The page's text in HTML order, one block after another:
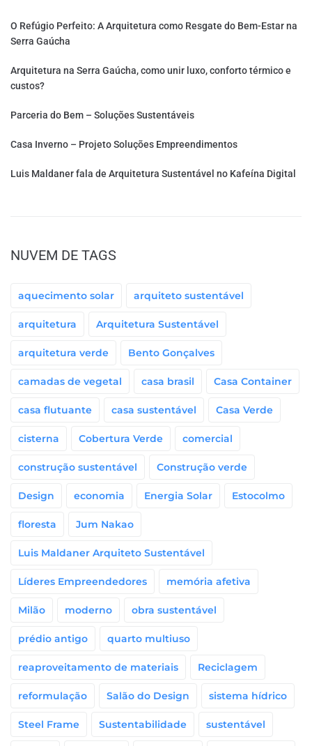
O Refúgio Perfeito: A Arquitetura como Resgate do Bem-Estar na
Serra Gaúcha
Arquitetura na Serra Gaúcha, como unir luxo, conforto térmico e
custos?
Parceria do Bem – Soluções Sustentáveis
Casa Inverno – Projeto Soluções Empreendimentos
Luis Maldaner fala de Arquitetura Sustentável no Kafeína Digital
NUVEM DE TAGS
aquecimento solar arquiteto sustentável
arquitetura Arquitetura Sustentável
arquitetura verde Bento Gonçalves
camadas de vegetal casa brasil Casa Container
casa flutuante casa sustentável Casa Verde
cisterna Cobertura Verde comercial
construção sustentável Construção verde
Design economia Energia Solar Estocolmo
floresta Jum Nakao
Luis Maldaner Arquiteto Sustentável
Líderes Empreendedores memória afetiva
Milão moderno obra sustentável
prédio antigo quarto multiuso
reaproveitamento de materiais Reciclagem
reformulação Salão do Design sistema hídrico
Steel Frame Sustentabilidade sustentável